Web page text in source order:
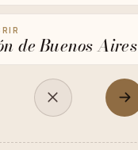
de Buenos Aires